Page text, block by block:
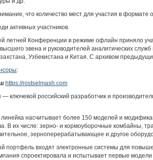
что количество мест для участия в формате
активных участников.
летней Конференции в режиме офлайн приняло
звена и руководителей аналитических
Узбекистана и Китая. С архивом
:
https://rostselmash.com
— ключевой российский разработчик и
линейка насчитывает более 150 моделей и
В их числе: зерно- и кормоуборочные комбайны,
зерноперерабатывающее и другое
портфель входят электронные системы для
спроектировала и испытывает первые